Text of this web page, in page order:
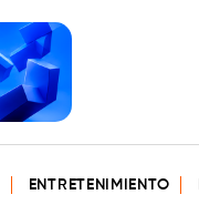
ENTRETENIMIENTO